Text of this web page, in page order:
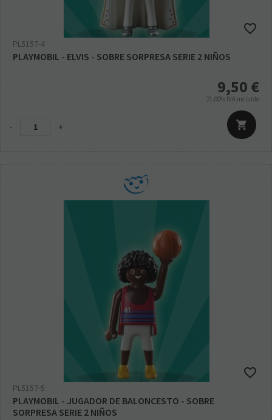
PL5157-4
PLAYMOBIL - ELVIS - SOBRE SORPRESA SERIE 2 NIÑOS
9,50 €
21.00% IVA incluido
- +
PL5157-5
PLAYMOBIL - JUGADOR DE BALONCESTO - SOBRE
SORPRESA SERIE 2 NIÑOS